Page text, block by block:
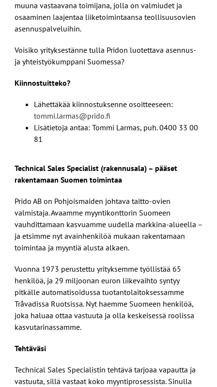
muuna vastaavana toimijana, jolla on valmiudet ja
osaaminen laajentaa liiketoimintaansa teollisuusovien
asennuspalveluihin.
Voisiko yrityksestänne tulla Pridon luotettava asennus-
ja yhteistyökumppani Suomessa?
Kiinnostuitteko?
Lähettäkää kiinnostuksenne osoitteeseen:
tommi.larmas@prido.fi
Lisätietoja antaa: Tommi Larmas, puh. 0400 33 00
81
Technical Sales Specialist (rakennusala) – pääset
rakentamaan Suomen toimintaa
Prido AB on Pohjoismaiden johtava taitto-ovien
valmistaja. Avaamme myyntikonttorin Suomeen
vauhdittamaan kasvuamme uudella markkina-alueella –
ja etsimme nyt avainhenkilöä mukaan rakentamaan
toimintaa ja myyntiä alusta alkaen.
Vuonna 1973 perustettu yrityksemme työllistää 65
henkilöä, ja 29 miljoonan euron liikevaihto syntyy
pitkälle automatisoidussa tuotantolaitoksessamme
Tråvadissa Ruotsissa. Nyt haemme Suomeen henkilöä,
joka haluaa ottaa vastuuta ja olla keskeisessä roolissa
kasvutarinassamme.
Tehtäväsi
Technical Sales Specialistin tehtävä tarjoaa vapautta ja
vastuuta, sillä vastaat koko myyntiprosessista. Sinulla